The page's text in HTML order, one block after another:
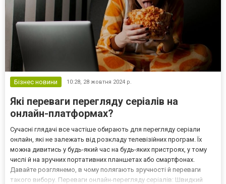
Бізнес новини 10:28, 28 жовтня 2024 р.
Які переваги перегляду серіалів на
онлайн-платформах?
Сучасні глядачі все частіше обирають для перегляду серіали
онлайн, які не залежать від розкладу телевізійних програм. Їх
можна дивитись у будь-який час на будь-яких пристроях, у тому
числі й на зручних портативних планшетах або смартфонах.
Давайте розглянемо, в чому полягають зручності й переваги
такого вибору. Переваги онлайн-перегляду серіалів: Швидкий